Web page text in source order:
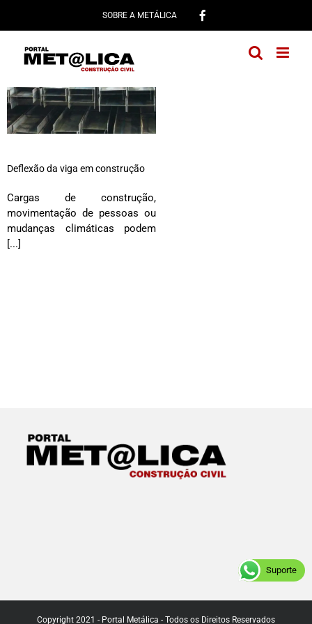
conteúdo
SOBRE A METÁLICA
Deflexão da viga em construção
Cargas de construção,
movimentação de pessoas ou
mudanças climáticas podem
[...]
Copyright 2021 - Portal Metálica - Todos os Direitos Reservados
Suporte